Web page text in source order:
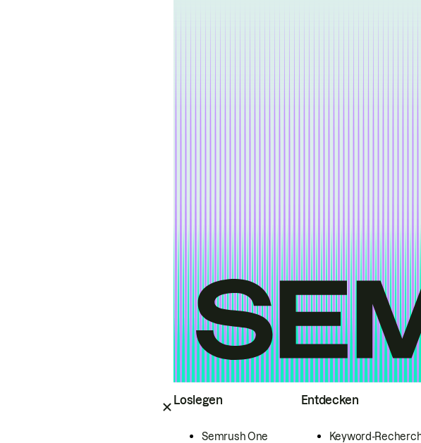
Loslegen
Semrush One
Entdecken
Keyword-